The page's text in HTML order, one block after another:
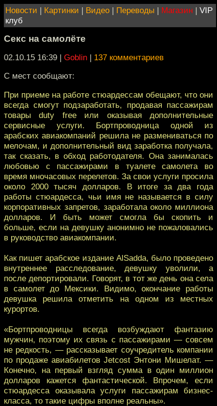
Новости | Картинки | Видео | Переводы | Магазин | VIP
клуб
Секс на самолёте
02.10.15 16:39 | Goblin | 137 комментариев
С мест сообщают:
При приеме на работе стюардессам обещают, что они
всегда смогут подзаработать, продавая пассажирам
товары duty free или оказывая дополнительные
сервисные услуги. Бортпроводница одной из
арабских авиакомпаний решила не размениваться по
мелочам, и дополнительный вид заработка получала,
так сказать, в обход работодателя. Она занималась
любовью с пассажирами в туалете самолета во
время мночасовых перелетов. За свои услуги просила
около 2000 тысяч долларов. В итоге за два года
работы стюардесса, чьи имя не называется в силу
корпоративных запретов, заработала около миллиона
долларов. И быть может смогла бы скопить и
больше, если на девушку анонимно не пожаловались
в руководство авиакомпании.
Как пишет арабское издание AlSadda, было проведено
внутреннее расследование, девушку уволили, а
после депортировали. Говорят, в тот же день она села
в самолет до Мексики. Видимо, окончание работы
девушка решила отметить на одном из местных
курортов.
«Бортпроводницы всегда возбуждают фантазию
мужчин, поэтому их связь с пассажирами — совсем
не редкость, — рассказывает соучредитель компании
по продаже авиабилетов Jetcost Энтони Мишелат. —
Конечно, на первый взгляд сумма в один миллион
долларов кажется фантастической. Впрочем, если
стюардесса оказывала услуги пассажирам бизнес-
класса, то такие цифры вполне реальны».